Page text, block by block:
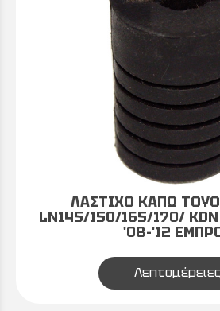
ΛΑΣΤΙΧΟ ΚΑΠΩ
LN145/150/165/170/
'08-'12
Λεπτομέρειες